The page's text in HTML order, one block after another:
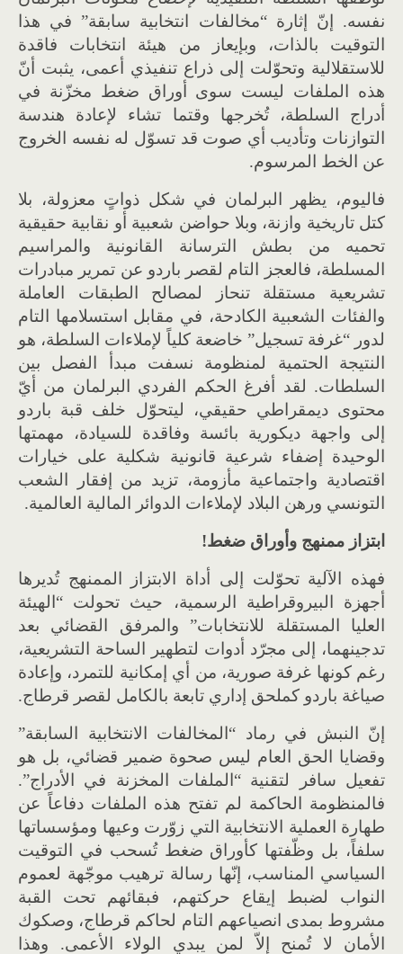
نفسه. إنّ إثارة “مخالفات انتخابية سابقة” في هذا
التوقيت بالذات، وبإيعاز من هيئة انتخابات فاقدة
للاستقلالية وتحوّلت إلى ذراع تنفيذي أعمى، يثبت أنّ
هذه الملفات ليست سوى أوراق ضغط مخزّنة في
أدراج السلطة، تُخرجها وقتما تشاء لإعادة هندسة
التوازنات وتأديب أي صوت قد تسوّل له نفسه الخروج
عن الخط المرسوم.
فاليوم، يظهر البرلمان في شكل ذواتٍ معزولة، بلا
كتل تاريخية وازنة، وبلا حواضن شعبية أو نقابية حقيقية
تحميه من بطش الترسانة القانونية والمراسيم
المسلطة، فالعجز التام لقصر باردو عن تمرير مبادرات
تشريعية مستقلة تنحاز لمصالح الطبقات العاملة
والفئات الشعبية الكادحة، في مقابل استسلامها التام
لدور “غرفة تسجيل” خاضعة كلياً لإملاءات السلطة، هو
النتيجة الحتمية لمنظومة نسفت مبدأ الفصل بين
السلطات. لقد أفرغ الحكم الفردي البرلمان من أيّ
محتوى ديمقراطي حقيقي، ليتحوّل خلف قبة باردو
إلى واجهة ديكورية بائسة وفاقدة للسيادة، مهمتها
الوحيدة إضفاء شرعية قانونية شكلية على خيارات
اقتصادية واجتماعية مأزومة، تزيد من إفقار الشعب
التونسي ورهن البلاد لإملاءات الدوائر المالية العالمية.
ابتزاز ممنهج وأوراق ضغط!
فهذه الآلية تحوّلت إلى أداة الابتزاز الممنهج تُديرها
أجهزة البيروقراطية الرسمية، حيث تحولت “الهيئة
العليا المستقلة للانتخابات” والمرفق القضائي بعد
تدجينهما، إلى مجرّد أدوات لتطهير الساحة التشريعية،
رغم كونها غرفة صورية، من أي إمكانية للتمرد، وإعادة
صياغة باردو كملحق إداري تابعة بالكامل لقصر قرطاج.
إنّ النبش في رماد “المخالفات الانتخابية السابقة”
وقضايا الحق العام ليس صحوة ضمير قضائي، بل هو
تفعيل سافر لتقنية “الملفات المخزنة في الأدراج”.
فالمنظومة الحاكمة لم تفتح هذه الملفات دفاعاً عن
طهارة العملية الانتخابية التي زوّرت وعيها ومؤسساتها
سلفاً، بل وظّفتها كأوراق ضغط تُسحب في التوقيت
السياسي المناسب، إنّها رسالة ترهيب موجّهة لعموم
النواب لضبط إيقاع حركتهم، فبقائهم تحت القبة
مشروط بمدى انصياعهم التام لحاكم قرطاج، وصكوك
الأمان لا تُمنح إلاّ لمن يبدي الولاء الأعمى. وهذا